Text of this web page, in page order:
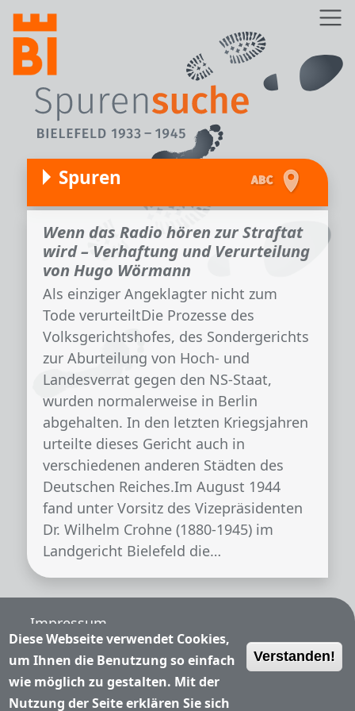
Direkt zum Inhalt
Spuren
Wenn das Radio hören zur Straftat
wird – Verhaftung und Verurteilung
von Hugo Wörmann
Als einziger Angeklagter nicht zum
Tode verurteiltDie Prozesse des
Volksgerichtshofes, des Sondergerichts
zur Aburteilung von Hoch- und
Landesverrat gegen den NS-Staat,
wurden normalerweise in Berlin
abgehalten. In den letzten Kriegsjahren
urteilte dieses Gericht auch in
verschiedenen anderen Städten des
Deutschen Reiches.Im August 1944
fand unter Vorsitz des Vizepräsidenten
Dr. Wilhelm Crohne (1880-1945) im
Landgericht Bielefeld die…
Fußzeile
Impressum
Nutzungsbedingungen
Datenschutzerklärung
Diese Webseite verwendet Cookies,
um Ihnen die Benutzung so einfach
wie möglich zu gestalten. Mit der
Nutzung der Seite erklären Sie sich
Verstanden!